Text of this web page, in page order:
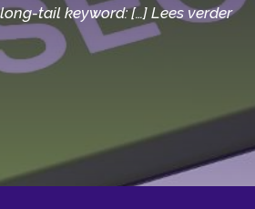
tail keyword: […] Lees verder